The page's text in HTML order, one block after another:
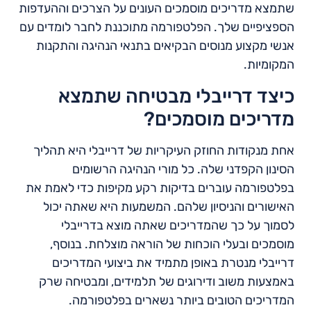
שתמצא מדריכים מוסמכים העונים על הצרכים וההעדפות
הספציפיים שלך. הפלטפורמה מתוכננת לחבר לומדים עם
אנשי מקצוע מנוסים הבקיאים בתנאי הנהיגה והתקנות
המקומיות.
כיצד דרייבלי מבטיחה שתמצא
מדריכים מוסמכים?
אחת מנקודות החוזק העיקריות של דרייבלי היא תהליך
הסינון הקפדני שלה. כל מורי הנהיגה הרשומים
בפלטפורמה עוברים בדיקות רקע מקיפות כדי לאמת את
האישורים והניסיון שלהם. המשמעות היא שאתה יכול
לסמוך על כך שהמדריכים שאתה מוצא בדרייבלי
מוסמכים ובעלי הוכחות של הוראה מוצלחת. בנוסף,
דרייבלי מנטרת באופן מתמיד את ביצועי המדריכים
באמצעות משוב ודירוגים של תלמידים, ומבטיחה שרק
המדריכים הטובים ביותר נשארים בפלטפורמה.